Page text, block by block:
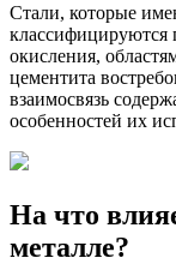
Стали, которые
классифицируются
окисления,
цементита
взаимосвязь
особенностей их
На что
металле?